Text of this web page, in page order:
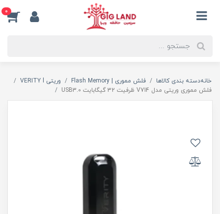
0
خانهدسته بندی کالاها فلش مموری | Flash Memory
وریتی VERITY l
فلش مموری وریتی مدل V714 ظرفیت 32 گیگابایت USB3.0